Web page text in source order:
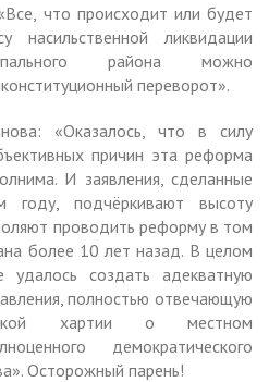
что происходит или будет
насильственной ликвидации
района можно
переворот».
«Оказалось, что в силу
причин эта реформа
И заявления, сделанные
подчёркивают высоту
проводить реформу в том
более 10 лет назад. В целом
создать адекватную
полностью отвечающую
хартии о местном
демократического
Осторожный парень!